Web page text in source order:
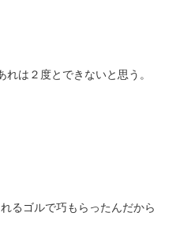
２度とできないと思う。
るゴルで巧もらったんだから